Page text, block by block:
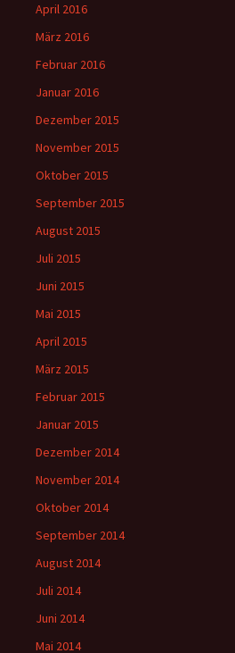
April 2016
März 2016
Februar 2016
Januar 2016
Dezember 2015
November 2015
Oktober 2015
September 2015
August 2015
Juli 2015
Juni 2015
Mai 2015
April 2015
März 2015
Februar 2015
Januar 2015
Dezember 2014
November 2014
Oktober 2014
September 2014
August 2014
Juli 2014
Juni 2014
Mai 2014